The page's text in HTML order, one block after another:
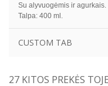
Su alyvuogėmis ir agurkais.
Talpa: 400 ml.
CUSTOM TAB
27 KITOS PREKĖS